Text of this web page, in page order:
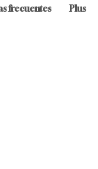
frecuentes Plus